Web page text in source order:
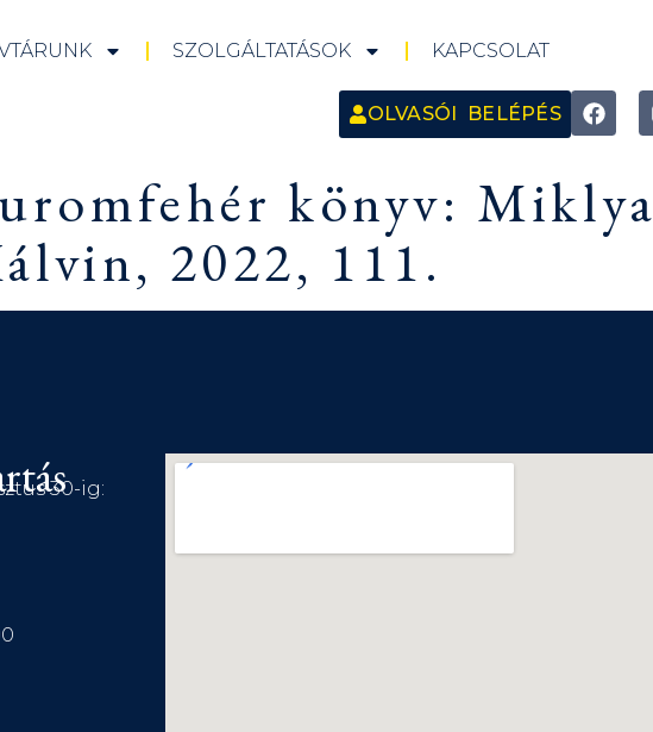
SZOLGÁLTATÁSOK KAPCSOLAT
OLVASÓI BELÉPÉS
könyv: Miklya
2022, 111.
30-ig: